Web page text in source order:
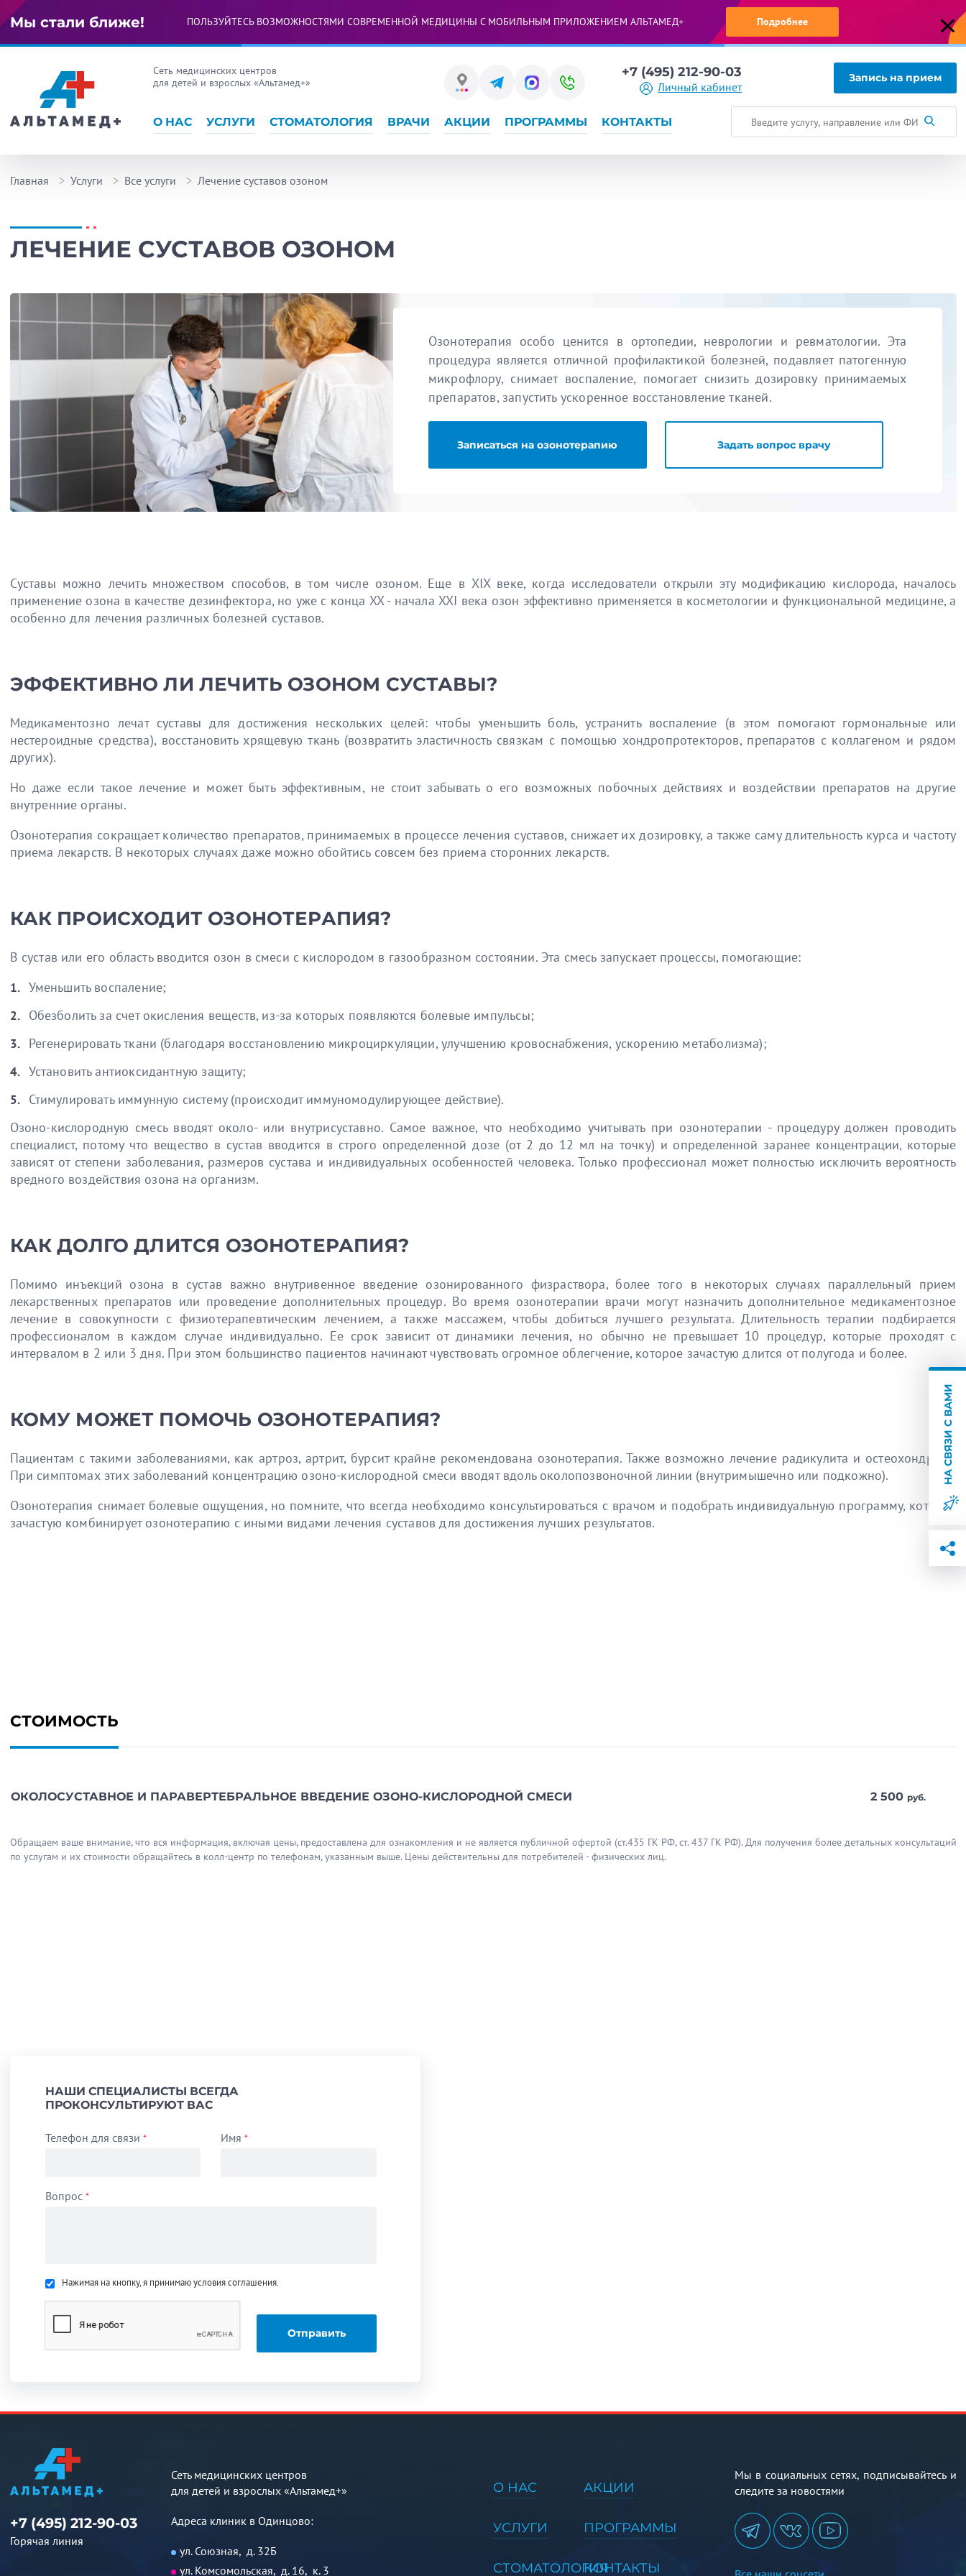
Мы стали ближе! ПОЛЬЗУЙТЕСЬ ВОЗМОЖНОСТЯМИ СОВРЕМЕННОЙ МЕДИЦИНЫ С МОБИЛЬНЫМ ПРИЛОЖЕНИЕМ АЛЬТАМЕД+ Подробнее
Сеть медицинских центров
для детей и взрослых «Альтамед+»
+7 (495) 212-90-03
Личный кабинет
Запись на прием
О НАС УСЛУГИ СТОМАТОЛОГИЯ ВРАЧИ АКЦИИ ПРОГРАММЫ КОНТАКТЫ
Главная Услуги Все услуги Лечение суставов озоном
ЛЕЧЕНИЕ СУСТАВОВ ОЗОНОМ
Озонотерапия особо ценится в ортопедии, неврологии и ревматологии. Эта
процедура является отличной профилактикой болезней, подавляет патогенную
микрофлору, снимает воспаление, помогает снизить дозировку принимаемых
препаратов, запустить ускоренное восстановление тканей.
Записаться на озонотерапию Задать вопрос врачу
Суставы можно лечить множеством способов, в том числе озоном. Еще в XIX веке, когда исследователи открыли эту модификацию кислорода, началось
применение озона в качестве дезинфектора, но уже с конца XX - начала XXI века озон эффективно применяется в косметологии и функциональной медицине, а
особенно для лечения различных болезней суставов.
ЭФФЕКТИВНО ЛИ ЛЕЧИТЬ ОЗОНОМ СУСТАВЫ?
Медикаментозно лечат суставы для достижения нескольких целей: чтобы уменьшить боль, устранить воспаление (в этом помогают гормональные или
нестероидные средства), восстановить хрящевую ткань (возвратить эластичность связкам с помощью хондропротекторов, препаратов с коллагеном и рядом
других).
Но даже если такое лечение и может быть эффективным, не стоит забывать о его возможных побочных действиях и воздействии препаратов на другие
внутренние органы.
Озонотерапия сокращает количество препаратов, принимаемых в процессе лечения суставов, снижает их дозировку, а также саму длительность курса и частоту
приема лекарств. В некоторых случаях даже можно обойтись совсем без приема сторонних лекарств.
КАК ПРОИСХОДИТ ОЗОНОТЕРАПИЯ?
В сустав или его область вводится озон в смеси с кислородом в газообразном состоянии. Эта смесь запускает процессы, помогающие:
Уменьшить воспаление;
Обезболить за счет окисления веществ, из-за которых появляются болевые импульсы;
Регенерировать ткани (благодаря восстановлению микроциркуляции, улучшению кровоснабжения, ускорению метаболизма);
Установить антиоксидантную защиту;
Стимулировать иммунную систему (происходит иммуномодулирующее действие).
Озоно-кислородную смесь вводят около- или внутрисуставно. Самое важное, что необходимо учитывать при озонотерапии - процедуру должен проводить
специалист, потому что вещество в сустав вводится в строго определенной дозе (от 2 до 12 мл на точку) и определенной заранее концентрации, которые
зависят от степени заболевания, размеров сустава и индивидуальных особенностей человека. Только профессионал может полностью исключить вероятность
вредного воздействия озона на организм.
КАК ДОЛГО ДЛИТСЯ ОЗОНОТЕРАПИЯ?
Помимо инъекций озона в сустав важно внутривенное введение озонированного физраствора, более того в некоторых случаях параллельный прием
лекарственных препаратов или проведение дополнительных процедур. Во время озонотерапии врачи могут назначить дополнительное медикаментозное
лечение в совокупности с физиотерапевтическим лечением, а также массажем, чтобы добиться лучшего результата. Длительность терапии подбирается
профессионалом в каждом случае индивидуально. Ее срок зависит от динамики лечения, но обычно не превышает 10 процедур, которые проходят с
интервалом в 2 или 3 дня. При этом большинство пациентов начинают чувствовать огромное облегчение, которое зачастую длится от полугода и более.
КОМУ МОЖЕТ ПОМОЧЬ ОЗОНОТЕРАПИЯ?
Пациентам с такими заболеваниями, как артроз, артрит, бурсит крайне рекомендована озонотерапия. Также возможно лечение радикулита и остеохондроза.
При симптомах этих заболеваний концентрацию озоно-кислородной смеси вводят вдоль околопозвоночной линии (внутримышечно или подкожно).
Озонотерапия снимает болевые ощущения, но помните, что всегда необходимо консультироваться с врачом и подобрать индивидуальную программу, которая
зачастую комбинирует озонотерапию с иными видами лечения суставов для достижения лучших результатов.
СТОИМОСТЬ
ОКОЛОСУСТАВНОЕ И ПАРАВЕРТЕБРАЛЬНОЕ ВВЕДЕНИЕ ОЗОНО-КИСЛОРОДНОЙ СМЕСИ 2 500 руб.
Обращаем ваше внимание, что вся информация, включая цены, предоставлена для ознакомления и не является публичной офертой (ст.435 ГК РФ, cт. 437 ГК РФ). Для получения более детальных консультаций
по услугам и их стоимости обращайтесь в колл-центр по телефонам, указанным выше. Цены действительны для потребителей - физических лиц.
НАШИ СПЕЦИАЛИСТЫ ВСЕГДА
ПРОКОНСУЛЬТИРУЮТ ВАС
Телефон для связи * Имя *
Вопрос *
Нажимая на кнопку, я принимаю условия соглашения.
+7 (495) 212-90-03
Горячая линия
Сеть медицинских центров
для детей и взрослых «Альтамед+»
Адреса клиник в Одинцово:
ул. Союзная, д. 32Б
ул. Комсомольская, д. 16, к. 3
О НАС
УСЛУГИ
СТОМАТОЛОГИЯ
АКЦИИ
ПРОГРАММЫ
КОНТАКТЫ
Мы в социальных сетях, подписывайтесь и
следите за новостями
НА СВЯЗИ С ВАМИ